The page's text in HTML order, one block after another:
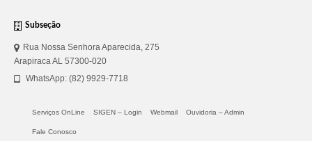
Subseção
Rua Nossa Senhora Aparecida, 275
Arapiraca AL 57300-020
WhatsApp: (82) 9929-7718
Serviços OnLine SIGEN – Login Webmail Ouvidoria – Admin
Fale Conosco